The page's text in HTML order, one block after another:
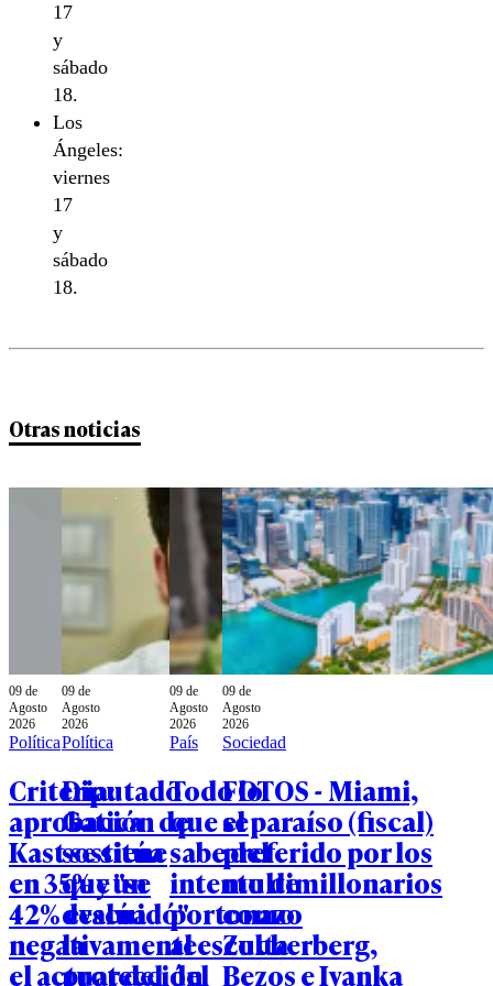
17
y
sábado
18.
Los
Ángeles:
viernes
17
y
sábado
18.
Otras noticias
09 de
Agosto
2026
Política
Criteria:
aprobación de
Kast se sitúa
en 35% y un
42% evalúa
negativamente
el actuar del
09 de
Agosto
2026
Política
Diputado
Gatica
sostiene
que "se
descuidó"
la
protección
09 de
Agosto
2026
País
Todo lo
que se
sabe del
intento de
portonazo
al escolta
del
09 de
Agosto
2026
Sociedad
FOTOS - Miami,
el paraíso (fiscal)
preferido por los
multimillonarios
como
Zuckerberg,
Bezos e Ivanka